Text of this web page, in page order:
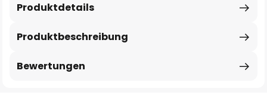
Produktbeschreibung
Produktdetails
Bewertungen